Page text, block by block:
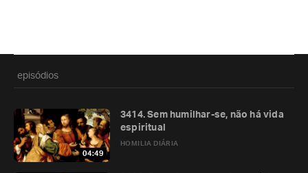
episódios
04:49
HOMILIA DIÁRIA
3414. Sem humilhar-se, não há vida
espiritual